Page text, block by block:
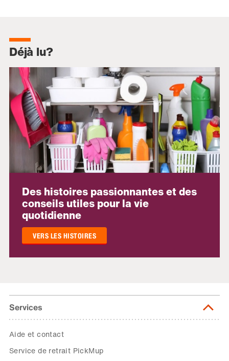
Déjà lu?
Des histoires passionnantes et des
conseils utiles pour la vie
quotidienne
VERS LES HISTOIRES
Services
Aide et contact
Service de retrait PickMup